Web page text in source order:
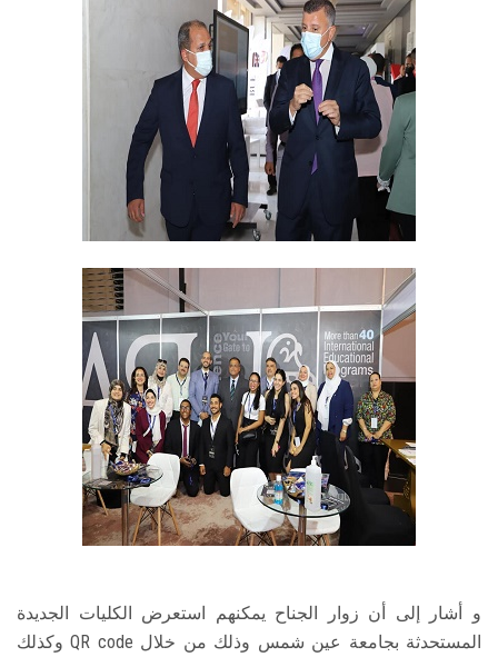
و أشار إلى أن زوار الجناح يمكنهم استعرض الكليات الجديدة
المستحدثة بجامعة عين شمس وذلك من خلال QR code وكذلك